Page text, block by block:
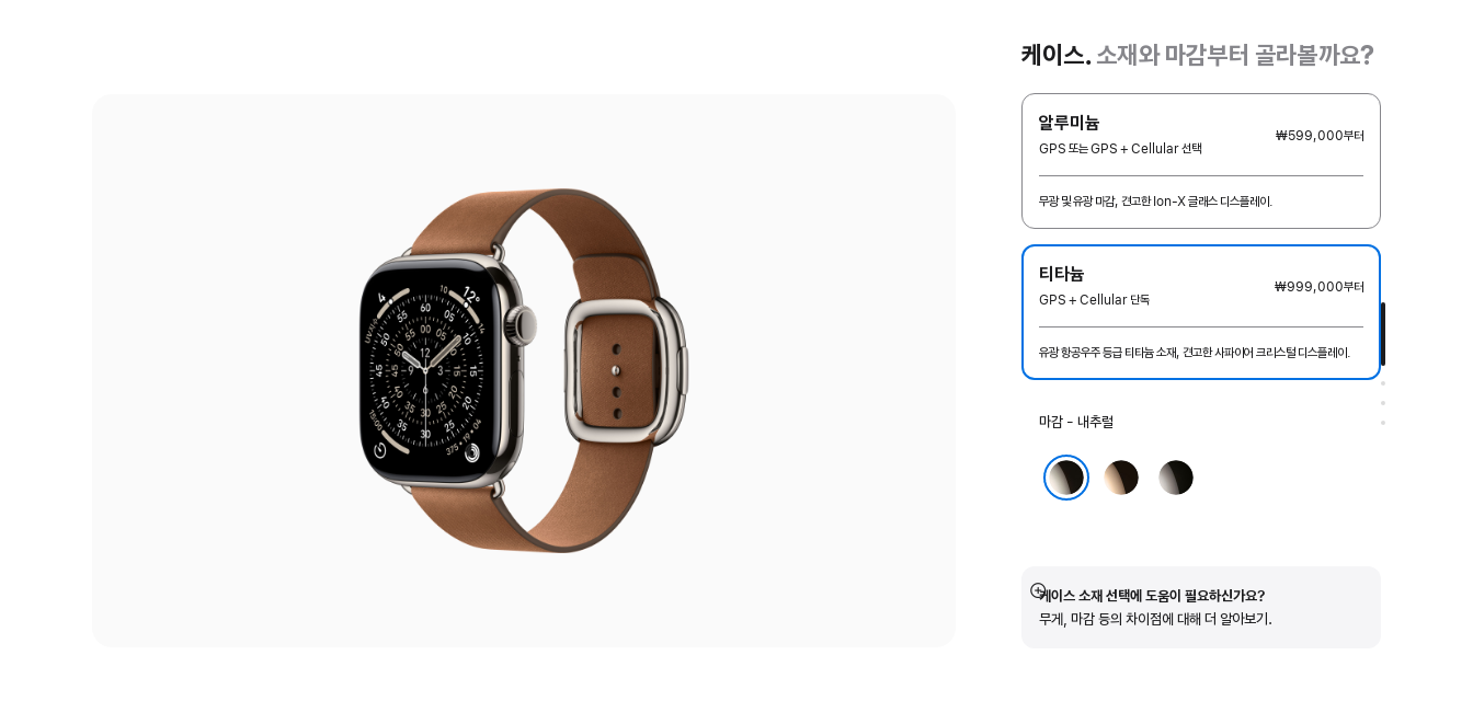
케이스.소재와 마감부터 골라볼까요?
알루미늄
GPS 또는 GPS + Cellular 선택
₩599,000부터
무광 및 유광 마감, 견고한 Ion-X 글래스 디스플레이.
티타늄
GPS + Cellular 단독
₩999,000부터
유광 항공우주 등급 티타늄 소재, 견고한 사파이어 크리스털 디스플레이.
마감마감 - 내추럴
골드 슬레이트
케이스 소재 선택에 도움이 필요하신가요?
무게, 마감 등의 차이점에 대해 더 알아보기.
자세히
보기